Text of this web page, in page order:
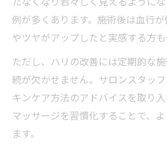
例が多くあります。施術後は血行
やツヤがアップしたと実感する方も
ただし、ハリの改善には定期的な
続が欠かせません。サロンスタッ
キンケア方法のアドバイスを取り
マッサージを習慣化することで、
ます。